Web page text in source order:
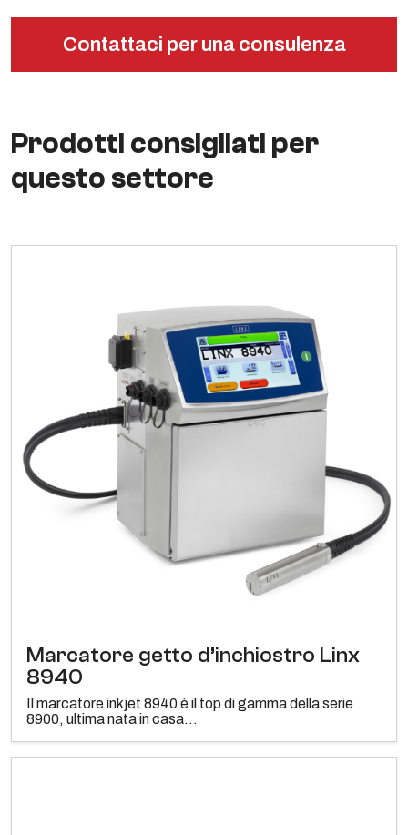
Contattaci per una consulenza
Prodotti consigliati per
questo settore
Marcatore getto d’inchiostro Linx
8940
Il marcatore inkjet 8940 è il top di gamma della serie
8900, ultima nata in casa...